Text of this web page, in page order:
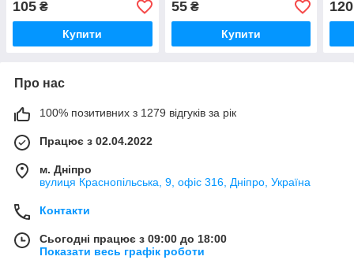
105 ₴
Купити
55₴
Купити
120
Про нас
100% позитивних з 1279 відгуків за рік
Працює з 02.04.2022
м. Дніпро
вулиця Краснопільська, 9, офіс 316, Дніпро, Україна
Контакти
Сьогодні працює з 09:00 до 18:00
Показати весь графік роботи